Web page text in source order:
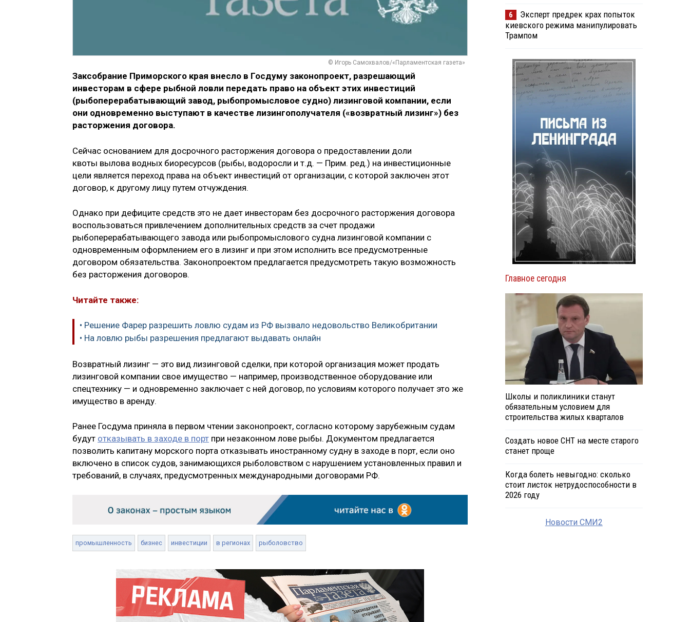
© Игорь Самохвалов/«Парламентская газета»
Заксобрание Приморского края внесло в Госдуму законопроект, разрешающий
инвесторам в сфере рыбной ловли передать право на объект этих инвестиций
(рыбоперерабатывающий завод, рыбопромысловое судно) лизинговой компании, если
они одновременно выступают в качестве лизингополучателя («возвратный лизинг») без
расторжения договора.
Сейчас основанием для досрочного расторжения договора о предоставлении доли
квоты вылова водных биоресурсов (рыбы, водоросли и т.д. — Прим. ред.) на инвестиционные
цели является переход права на объект инвестиций от организации, с которой заключен этот
договор, к другому лицу путем отчуждения.
Однако при дефиците средств это не дает инвесторам без досрочного расторжения договора
воспользоваться привлечением дополнительных средств за счет продажи
рыбоперерабатывающего завода или рыбопромыслового судна лизинговой компании с
одновременным оформлением его в лизинг и при этом исполнить все предусмотренные
договором обязательства. Законопроектом предлагается предусмотреть такую возможность
без расторжения договоров.
Читайте также:
• Решение Фарер разрешить ловлю судам из РФ вызвало недовольство Великобритании
• На ловлю рыбы разрешения предлагают выдавать онлайн
Возвратный лизинг — это вид лизинговой сделки, при которой организация может продать
лизинговой компании свое имущество — например, производственное оборудование или
спецтехнику — и одновременно заключает с ней договор, по условиям которого получает это же
имущество в аренду.
Ранее Госдума приняла в первом чтении законопроект, согласно которому зарубежным судам
будут отказывать в заходе в порт при незаконном лове рыбы. Документом предлагается
позволить капитану морского порта отказывать иностранному судну в заходе в порт, если оно
включено в список судов, занимающихся рыболовством с нарушением установленных правил и
требований, в случаях, предусмотренных международными договорами РФ.
промышленность бизнес инвестиции в регионах рыболовство
6
Эксперт предрек крах попыток
киевского режима манипулировать
Трампом
Главное сегодня
Школы и поликлиники станут
обязательным условием для
строительства жилых кварталов
Создать новое СНТ на месте старого
станет проще
Когда болеть невыгодно: сколько
стоит листок нетрудоспособности в
2026 году
Новости СМИ2